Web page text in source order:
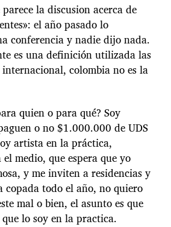
la discusion acerca de
el año pasado lo
conferencia y nadie dijo nada.
es una definición utilizada las
colombia no es la
quien o para qué? Soy
o no $1.000.000 de UDS
artista en la práctica,
medio, que espera que yo
y me inviten a residencias y
copada todo el año, no quiero
mal o bien, el asunto es que
lo soy en la practica.